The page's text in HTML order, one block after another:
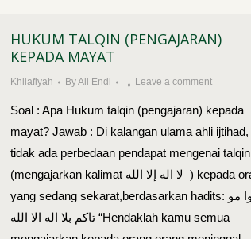
HUKUM TALQIN (PENGAJARAN)
KEPADA MAYAT
Khilafiyah ByAli Endi Leave a comment
Soal : Apa Hukum talqin (pengajaran) kepada
mayat? Jawab : Di kalangan ulama ahli ijtihad,
tidak ada perbedaan pendapat mengenai talqin
(mengajarkan kalimat لا اله إلا الله ) kepada orang
yang sedang sekarat,berdasarkan hadits: لقنوا مو
تاكم بلا اله الا الله “Hendaklah kamu semua